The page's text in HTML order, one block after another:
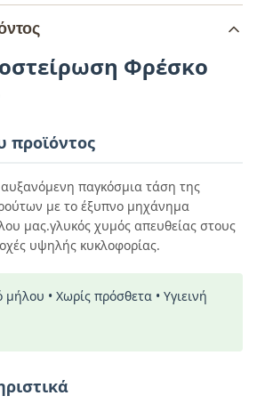
Φρέσκο
προϊόντος
αυξανόμενη παγκόσμια τάση της
με το έξυπνο μηχάνημα
μας.γλυκός χυμός απευθείας στους
υψηλής κυκλοφορίας.
• Χωρίς πρόσθετα • Υγιεινή